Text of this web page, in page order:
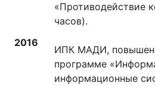
2016
«Противодействие
часов).
ИПК МАДИ,
программе
информационные